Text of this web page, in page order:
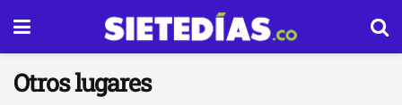
Otros lugares